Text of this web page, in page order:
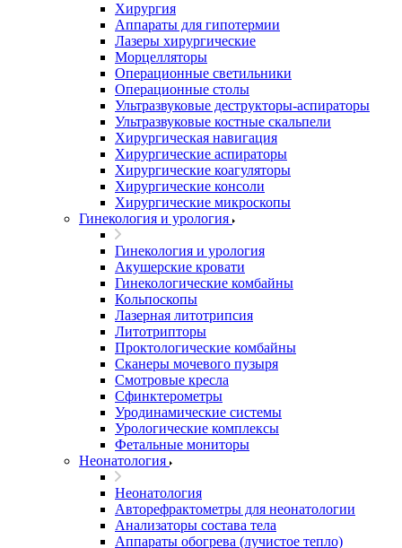
Хирургия
Аппараты для гипотермии
Лазеры хирургические
Морцелляторы
Операционные светильники
Операционные столы
Ультразвуковые деструкторы-аспираторы
Ультразвуковые костные скальпели
Хирургическая навигация
Хирургические аспираторы
Хирургические коагуляторы
Хирургические консоли
Хирургические микроскопы
Гинекология и урология
Гинекология и урология
Акушерские кровати
Гинекологические комбайны
Кольпоскопы
Лазерная литотрипсия
Литотрипторы
Проктологические комбайны
Сканеры мочевого пузыря
Смотровые кресла
Сфинктерометры
Уродинамические системы
Урологические комплексы
Фетальные мониторы
Неонатология
Неонатология
Авторефрактометры для неонатологии
Анализаторы состава тела
Аппараты обогрева (лучистое тепло)